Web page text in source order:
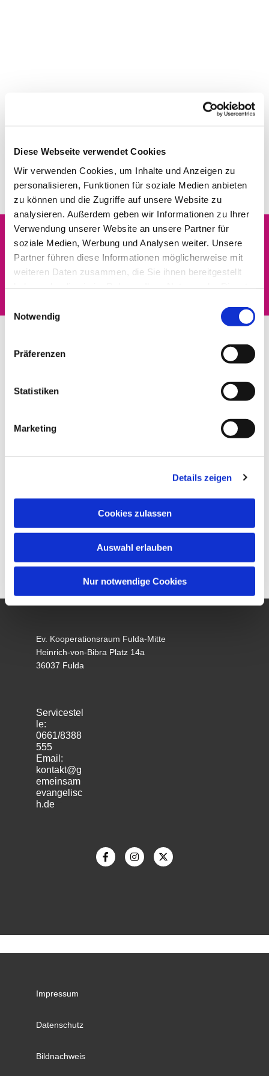
Diese Webseite verwendet Cookies
Wir verwenden Cookies, um Inhalte und Anzeigen zu
personalisieren, Funktionen für soziale Medien anbieten
zu können und die Zugriffe auf unsere Website zu
analysieren. Außerdem geben wir Informationen zu Ihrer
Verwendung unserer Website an unsere Partner für
soziale Medien, Werbung und Analysen weiter. Unsere
Partner führen diese Informationen möglicherweise mit
weiteren Daten zusammen, die Sie ihnen bereitgestellt
Notwendig
Präferenzen
Statistiken
Marketing
Details zeigen
Cookies zulassen
Auswahl erlauben
Nur notwendige Cookies
Dies könnte Sie auch
interessieren
Ev. Kooperationsraum Fulda-Mitte
Heinrich-von-Bibra Platz 14a
36037 Fulda
Servicestel
le:
0661/8388
555
Email:
kontakt@g
emeinsam
evangelisc
h.de
Impressum
Datenschutz
Bildnachweis